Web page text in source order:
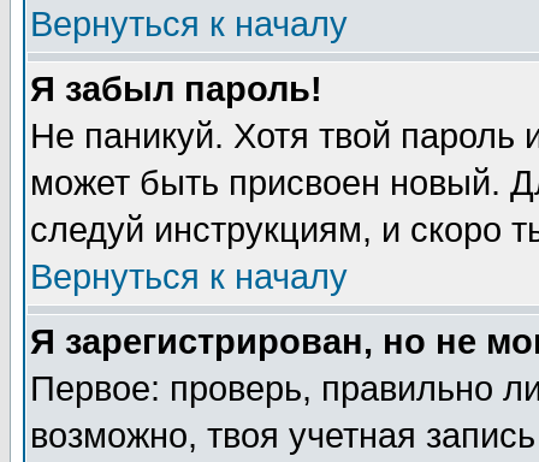
Вернуться к началу
Я забыл пароль!
Не паникуй. Хотя твой пароль
может быть присвоен новый.
следуй инструкциям, и скоро
Вернуться к началу
Я зарегистрирован, но не
Первое: проверь, правильно
возможно, твоя учетная